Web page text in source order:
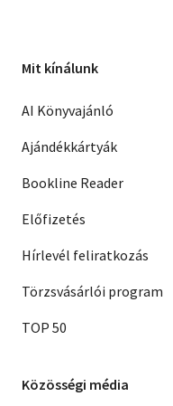
Mit kínálunk
AI Könyvajánló
Ajándékkártyák
Bookline Reader
Előfizetés
Hírlevél feliratkozás
Törzsvásárlói program
TOP 50
Közösségi média